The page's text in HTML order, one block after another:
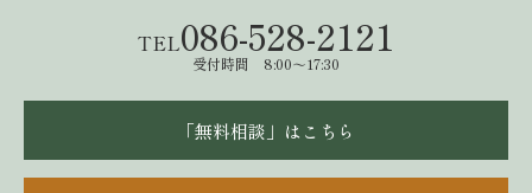
TEL086-528-2121
受付時間 8:00～17:30
「無料相談」はこちら